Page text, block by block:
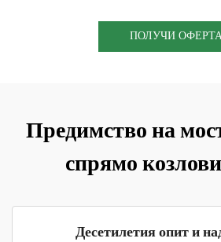
ПОЛУЧИ
Предимство на
спрямо
Десетилетия опит и